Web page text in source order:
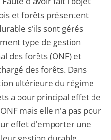
et forêts présentent
s'ils sont gérés
type de gestion
des forêts (ONF) et
des forêts. Dans
ultérieure du régime
a pour principal effet de
mais elle n'a pas pour
effet d'emporter une